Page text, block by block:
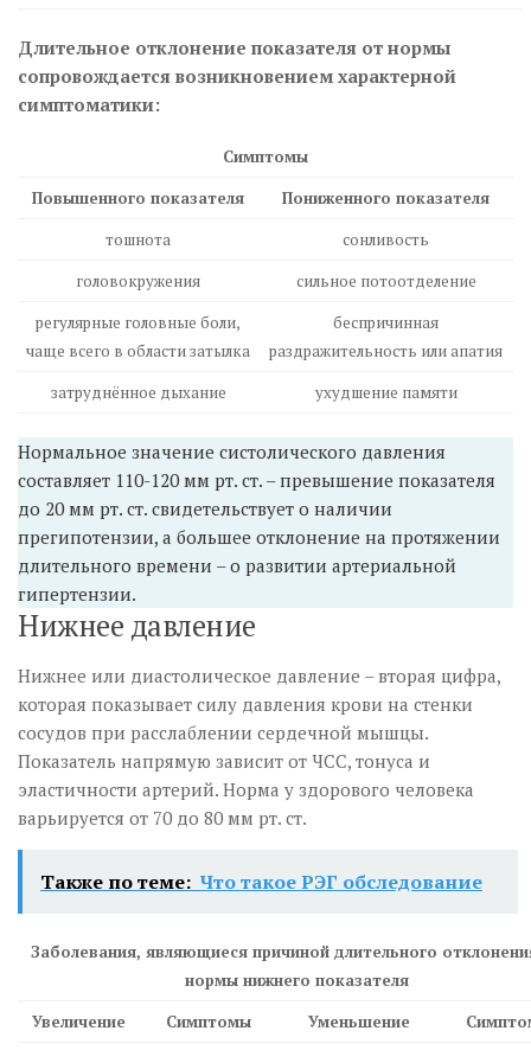
Длительное отклонение показателя от нормы
сопровождается возникновением характерной
симптоматики:
Симптомы
Повышенного показателя
Пониженного показателя
тошнота
сонливость
головокружения
сильное потоотделение
регулярные головные боли,
чаще всего в области затылка
беспричинная
раздражительность или апатия
затруднённое дыхание
ухудшение памяти
Нормальное значение систолического давления
составляет 110-120 мм рт. ст. – превышение показателя
до 20 мм рт. ст. свидетельствует о наличии
прегипотензии, а большее отклонение на протяжении
длительного времени – о развитии артериальной
гипертензии.
Нижнее давление
Нижнее или диастолическое давление – вторая цифра,
которая показывает силу давления крови на стенки
сосудов при расслаблении сердечной мышцы.
Показатель напрямую зависит от ЧСС, тонуса и
эластичности артерий. Норма у здорового человека
варьируется от 70 до 80 мм рт. ст.
Также по теме: Что такое РЭГ обследование
Заболевания, являющиеся причиной длительного
нормы нижнего показателя
Увеличение
Симптомы Уменьшение